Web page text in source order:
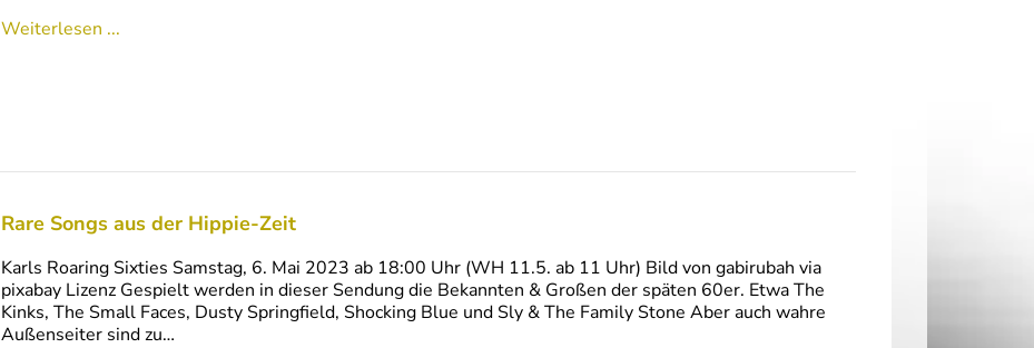
Weiterlesen ...
Rare Songs aus der Hippie-Zeit
Karls Roaring Sixties Samstag, 6. Mai 2023 ab 18:00 Uhr (WH 11.5. ab 11 Uhr) Bild von gabirubah via
pixabay Lizenz Gespielt werden in dieser Sendung die Bekannten & Großen der späten 60er. Etwa The
Kinks, The Small Faces, Dusty Springfield, Shocking Blue und Sly & The Family Stone Aber auch wahre
Außenseiter sind zu…